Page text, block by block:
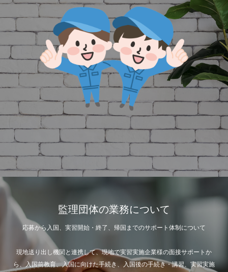
監理団体の業務について
応募から入国、実習開始・終了、帰国までのサポート体制について
現地送り出し機関と連携して、現地で実習実施企業様の面接サポートか
ら、入国前教育、入国に向けた手続き、入国後の手続き・講習、実習実施